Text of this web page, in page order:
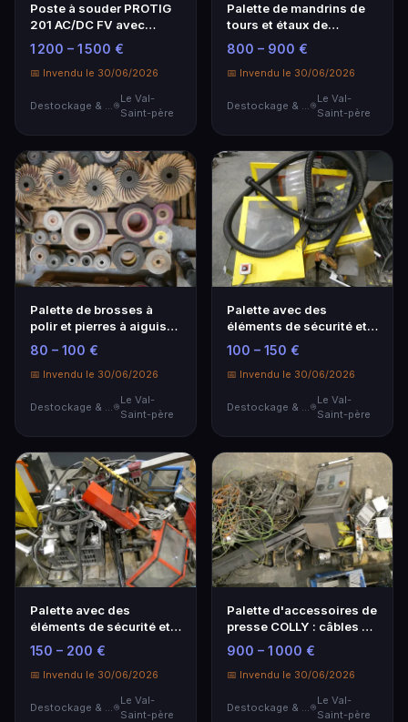
Poste à souder PROTIG
201 AC/DC FV avec
torche - Neuf
1 200 – 1 500 €
📅 Invendu le 30/06/2026
Destockage & Invendus
Le Val-
Saint-père
Palette de mandrins de
tours et étaux de
fraiseuse - Lot
professionnel
800 – 900 €
📅 Invendu le 30/06/2026
Destockage & Invendus
Le Val-
Saint-père
Palette de brosses à
polir et pierres à aiguiser
pour meules…
80 – 100 €
📅 Invendu le 30/06/2026
Le Val-
Saint-père
Palette avec des
éléments de sécurité et
de protection des m…
100 – 150 €
📅 Invendu le 30/06/2026
Le Val-
Saint-père
Palette avec des
éléments de sécurité et
de protection des m…
150 – 200 €
📅 Invendu le 30/06/2026
Destockage & Invendus
Le Val-
Saint-père
Palette d'accessoires de
presse COLLY : câbles et
commandes
900 – 1 000 €
📅 Invendu le 30/06/2026
Destockage & Invendus
Le Val-
Saint-père